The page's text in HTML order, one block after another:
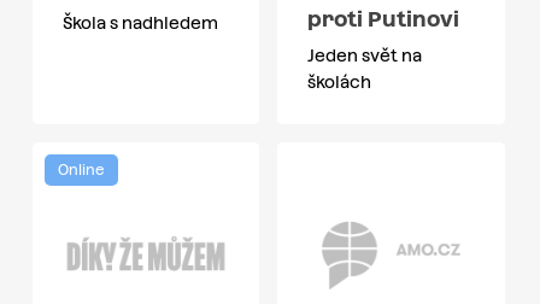
Škola s nadhledem
proti Putinovi
Jeden svět na
školách
Online